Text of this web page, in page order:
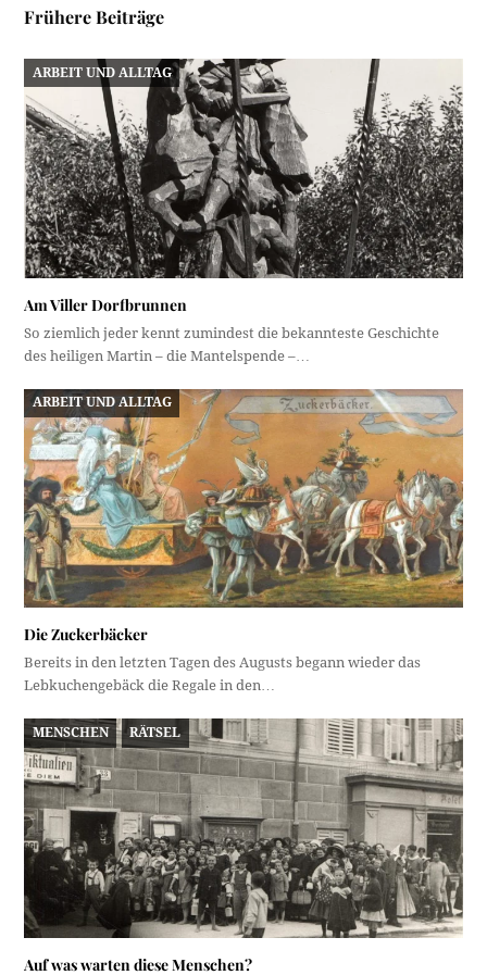
Frühere Beiträge
ARBEIT UND ALLTAG
Am Viller Dorfbrunnen
So ziemlich jeder kennt zumindest die bekannteste Geschichte
des heiligen Martin – die Mantelspende –…
ARBEIT UND ALLTAG
Die Zuckerbäcker
Bereits in den letzten Tagen des Augusts begann wieder das
Lebkuchengebäck die Regale in den…
MENSCHEN RÄTSEL
Auf was warten diese Menschen?